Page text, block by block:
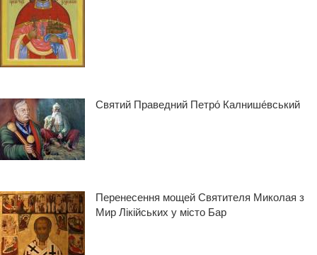
Святий Праведний Петро́ Калнише́вський
Перенесення мощей Святителя Миколая з
Мир Лікійських у місто Бар